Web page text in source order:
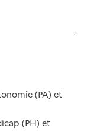
(PA) et
(PH) et